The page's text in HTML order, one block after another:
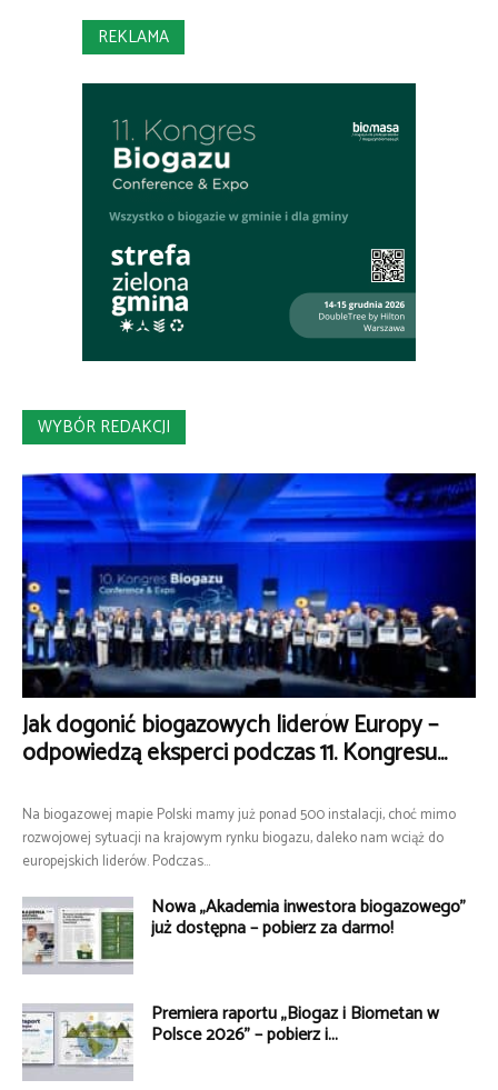
REKLAMA
WYBÓR REDAKCJI
Jak dogonić biogazowych liderów Europy –
odpowiedzą eksperci podczas 11. Kongresu...
Na biogazowej mapie Polski mamy już ponad 500 instalacji, choć mimo
rozwojowej sytuacji na krajowym rynku biogazu, daleko nam wciąż do
europejskich liderów. Podczas...
Nowa „Akademia inwestora biogazowego”
już dostępna – pobierz za darmo!
Premiera raportu „Biogaz i Biometan w
Polsce 2026” – pobierz i...